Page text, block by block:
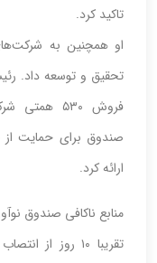
تاکید کرد.
او همچنین به
تحقیق و توسعه داد.
فروش ۵۳۰
صندوق برای حمایت از
ارائه کرد.
منابع ناکافی صندوق
تقریبا ۱۰ روز